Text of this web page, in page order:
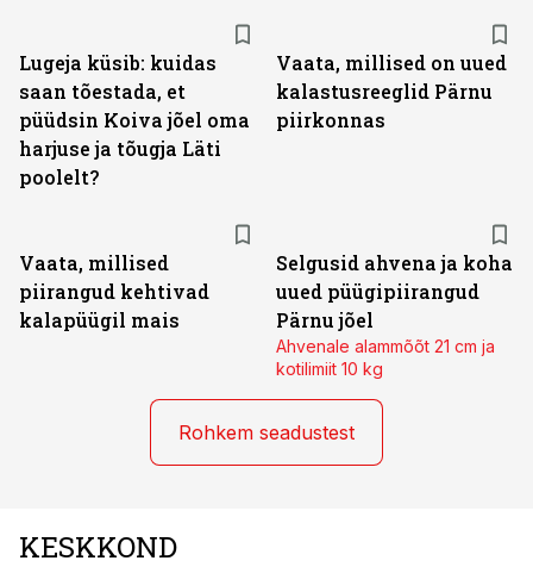
Lugeja küsib: kuidas
saan tõestada, et
püüdsin Koiva jõel oma
harjuse ja tõugja Läti
poolelt?
Vaata, millised on uued
kalastusreeglid Pärnu
piirkonnas
Vaata, millised
piirangud kehtivad
kalapüügil mais
Selgusid ahvena ja koha
uued püügipiirangud
Pärnu jõel
Ahvenale alammõõt 21 cm ja
kotilimiit 10 kg
Rohkem seadustest
KESKKOND